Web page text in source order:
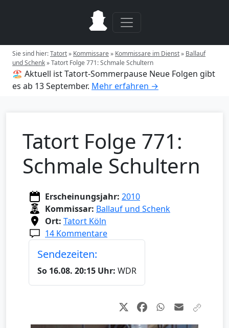
Sie sind hier:Tatort» Kommissare» Kommissare im Dienst» Ballauf
und Schenk»Tatort Folge 771: Schmale Schultern
🏖️ Aktuell ist Tatort-Sommerpause Neue Folgen gibt
es ab 13 September. Mehr erfahren →
Tatort Folge 771:
Schmale Schultern
Erscheinungsjahr: 2010
Kommissar: Ballauf und Schenk
Ort: Tatort Köln
14 Kommentare
Sendezeiten:
So 16.08. 20:15 Uhr: WDR